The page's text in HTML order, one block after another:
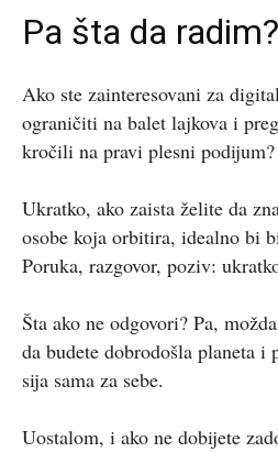
Pa šta da radim?
Ako ste zainteresovani za
ograničiti na balet lajkova i
kročili na pravi plesni podijum?
Ukratko, ako zaista želite da
osobe koja orbitira, idealno bi
Poruka, razgovor, poziv:
Šta ako ne odgovori? Pa,
da budete dobrodošla planeta i
sija sama za sebe.
Uostalom, i ako ne dobijete